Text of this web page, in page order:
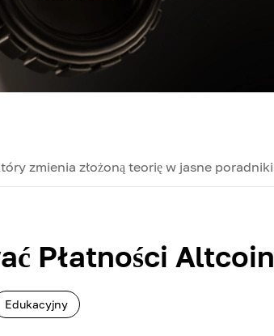
zmienia złożoną teorię w jasne
Płatności
Edukacyjny